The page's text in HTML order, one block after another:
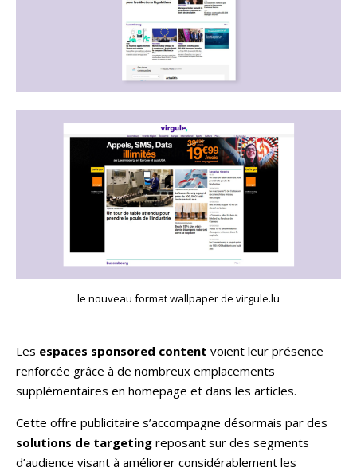
le nouveau format wallpaper de virgule.lu
Les espaces sponsored content voient leur présence
renforcée grâce à de nombreux emplacements
supplémentaires en homepage et dans les articles.
Cette offre publicitaire s’accompagne désormais par des
solutions de targeting reposant sur des segments
d’audience visant à améliorer considérablement les